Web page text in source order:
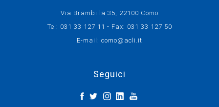
Via Brambilla 35, 22100 Como
Tel: 031 33 127 11 - Fax: 031 33 127 50
E-mail: como@acli.it
Seguici